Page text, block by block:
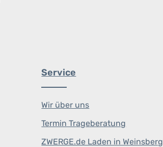
Service
Wir über uns
Termin Trageberatung
ZWERGE.de Laden in Weinsberg